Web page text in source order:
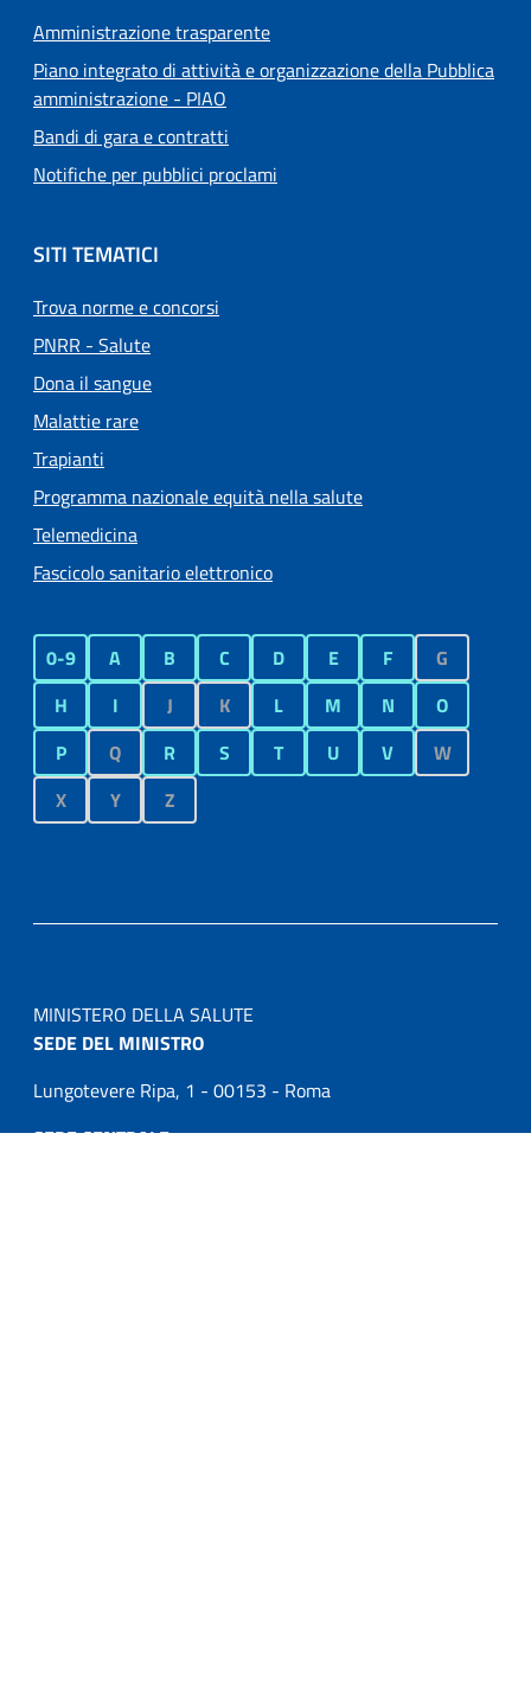
Amministrazione trasparente
Piano integrato di attività e organizzazione della Pubblica
amministrazione - PIAO
Bandi di gara e contratti
Notifiche per pubblici proclami
SITI TEMATICI
Trova norme e concorsi
PNRR - Salute
Dona il sangue
Malattie rare
Trapianti
Programma nazionale equità nella salute
Telemedicina
Fascicolo sanitario elettronico
0-9 A B C D E F
G
H
I J K L M N
O
P
Q R S T U V
W
X
Y Z
MINISTERO DELLA SALUTE
SEDE DEL MINISTRO
Lungotevere Ripa, 1 - 00153 - Roma
SEDE CENTRALE